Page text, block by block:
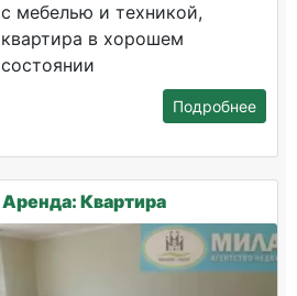
с мебелью и техникой,
квартира в хорошем
состоянии
Подробнее
Аренда: Квартира